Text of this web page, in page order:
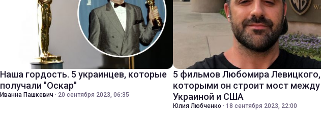
Наша гордость. 5 украинцев, которые
получали "Оскар"
Иванна Пашкевич · 20 сентября 2023, 06:35
5 фильмов Любомира Левицкого,
которыми он строит мост между
Украиной и США
Юлия Любченко · 18 сентября 2023, 22:00